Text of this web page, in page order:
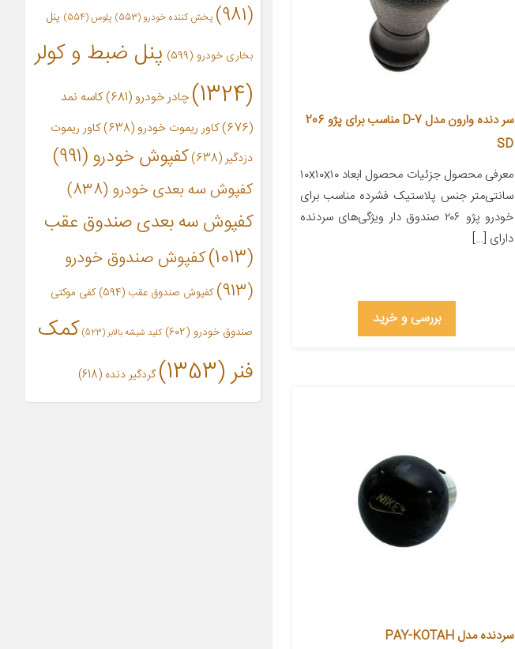
سر دنده وارون مدل D-7 مناسب برای پژو 206
SD
معرفی محصول جزئیات محصول ابعاد ۱۰x۱۰x۱۰
سانتی‌متر جنس پلاستیک فشرده مناسب برای
خودرو پژو ۲۰۶ صندوق دار ویژگی‌های سردنده
دارای […]
بررسی و خرید
سردنده مدل PAY-KOTAH
(981)
پخش کننده خودرو(553) پلوس(554) پنل
بخاری خودرو (599)
پنل ضبط و کولر
(1324)
چادر خودرو (681)
کاسه نمد
(676)
کاور ریموت خودرو(638)
کاور ریموت
دزدگیر(638) کفپوش خودرو(991)
کفپوش سه بعدی خودرو (838)
کفپوش سه بعدی صندوق عقب
(1013)
کفپوش صندوق خودرو
(913)
کفپوش صندوق عقب (594) کفی موکتی
صندوق خودرو (602) کلید شیشه بالابر(523)
کمک
فنر(1353) گردگیر دنده (618)